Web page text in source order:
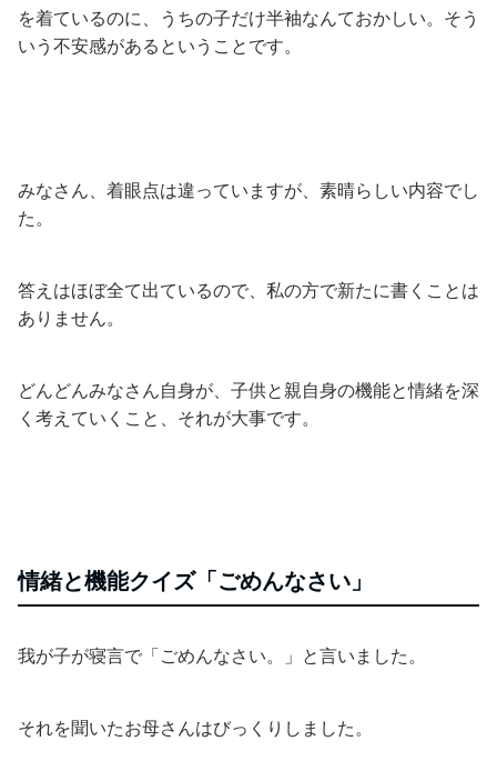
を着ているのに、うちの子だけ半袖なんておかしい。そう
いう不安感があるということです。
みなさん、着眼点は違っていますが、素晴らしい内容でし
た。
答えはほぼ全て出ているので、私の方で新たに書くことは
ありません。
どんどんみなさん自身が、子供と親自身の機能と情緒を深
く考えていくこと、それが大事です。
情緒と機能クイズ「ごめんなさい」
我が子が寝言で「ごめんなさい。」と言いました。
それを聞いたお母さんはびっくりしました。